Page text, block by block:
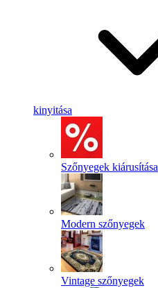
kinyitása
Szőnyegek kiárusítása
Modern szőnyegek
Vintage szőnyegek